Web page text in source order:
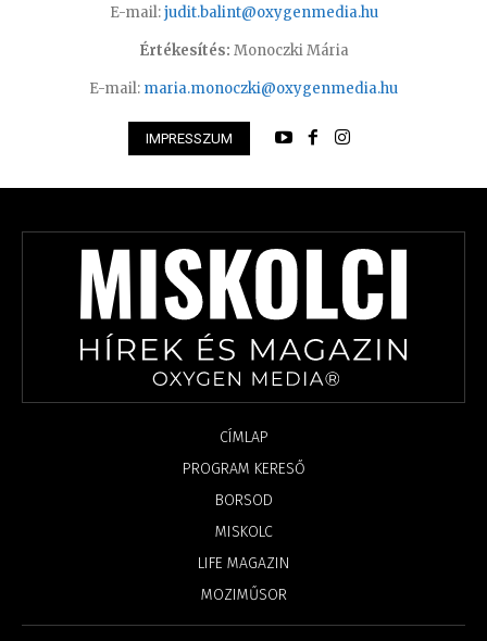
E-mail:judit.balint@oxygenmedia.hu
Értékesítés: Monoczki Mária
E-mail: maria.monoczki@oxygenmedia.hu
IMPRESSZUM
CÍMLAP
PROGRAM KERESŐ
BORSOD
MISKOLC
LIFE MAGAZIN
MOZIMŰSOR